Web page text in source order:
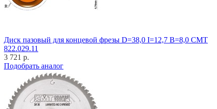
Диск пазовый для концевой фрезы D=38,0 I=12,7 B=8,0 CMT
822.029.11
3 721 р.
Подобрать аналог